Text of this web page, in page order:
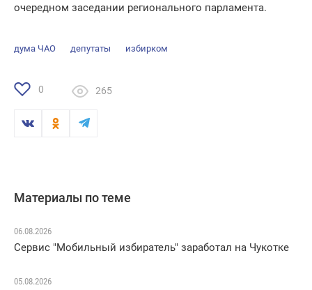
очередном заседании регионального парламента.
дума ЧАО депутаты избирком
0 265
Материалы по теме
06.08.2026
Сервис "Мобильный избиратель" заработал на Чукотке
05.08.2026